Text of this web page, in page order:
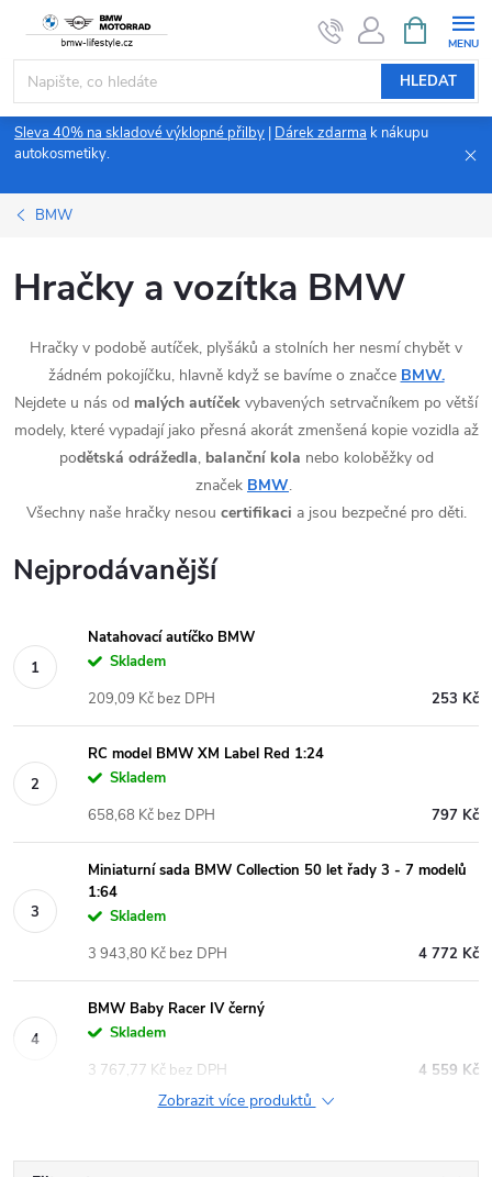
obsah
HLEDAT
NÁKUPNÍ
KOŠÍK
Sleva 40% na skladové výklopné přilby Dárek zdarma k nákupu
autokosmetiky.
BMW
Hračky a vozítka BMW
Hračky v podobě autíček, plyšáků a stolních her nesmí chybět v
žádném pokojíčku, hlavně když se bavíme o značce BMW.
Nejdete u nás od malých autíček vybavených setrvačníkem po větší
modely, které vypadají jako přesná akorát zmenšená kopie vozidla až
podětská odrážedla, balanční kola nebo koloběžky od
značek BMW.
Všechny naše hračky nesou certifikaci a jsou bezpečné pro děti.
Nejprodávanější
Natahovací autíčko BMW
Skladem
253 Kč
209,09 Kč bez DPH
RC model BMW XM Label Red 1:24
Skladem
797 Kč
658,68 Kč bez DPH
Miniaturní sada BMW Collection 50 let řady 3 - 7 modelů
1:64
Skladem
4 772 Kč
3 943,80 Kč bez DPH
BMW Baby Racer IV černý
Skladem
4 559 Kč
3 767,77 Kč bez DPH
Zobrazit více produktů